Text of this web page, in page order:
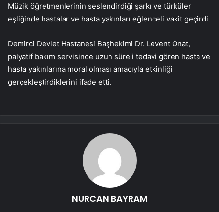
Müzik öğretmenlerinin seslendirdiği şarkı ve türküler
eşliğinde hastalar ve hasta yakınları eğlenceli vakit geçirdi.
Demirci Devlet Hastanesi Başhekimi Dr. Levent Onat,
palyatif bakım servisinde uzun süreli tedavi gören hasta ve
hasta yakınlarına moral olması amacıyla etkinliği
gerçekleştirdiklerini ifade etti.
NURCAN BAYRAM